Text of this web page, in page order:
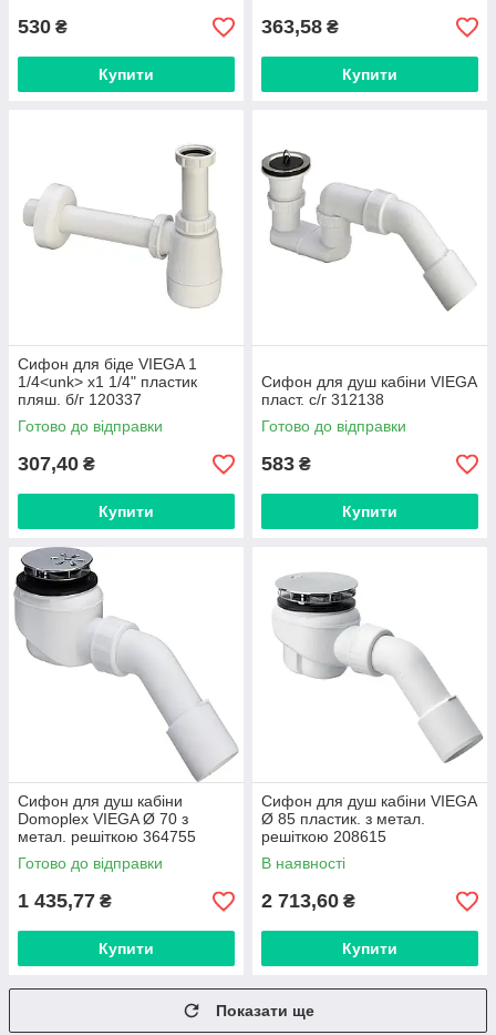
530 ₴
Купити
363,58 ₴
Купити
Сифон для біде VIEGA 1
1/4<unk> х1 1/4" пластик
пляш. б/г 120337
Готово до відправки
307,40 ₴
Купити
Сифон для душ кабіни VIEGA
пласт. с/г 312138
Готово до відправки
583 ₴
Купити
Сифон для душ кабіни
Domoplex VIEGA Ø 70 з
метал. решіткою 364755
Готово до відправки
1 435,77 ₴
Купити
Сифон для душ кабіни VIEGA
Ø 85 пластик. з метал.
решіткою 208615
В наявності
2 713,60 ₴
Купити
Показати ще